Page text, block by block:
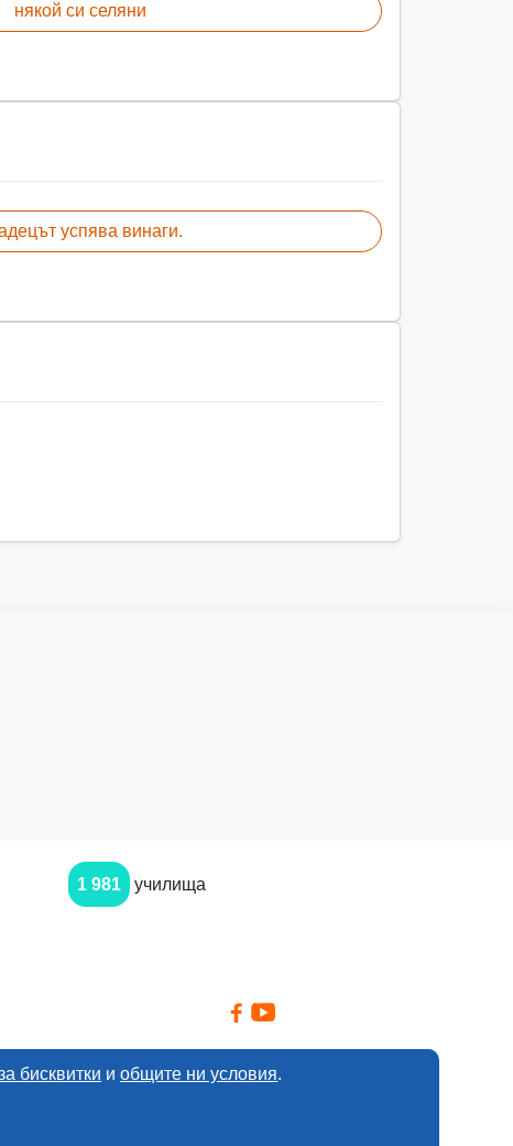
бисквитки иобщите ни условия.
някой си селяни
успява винаги.
1 981 училища